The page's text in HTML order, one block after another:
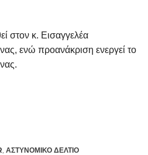
στον κ. Εισαγγελέα
ενώ προανάκριση ενεργεί το
ΑΣΤΥΝΟΜΙΚΌ ΔΕΛΤΊΟ